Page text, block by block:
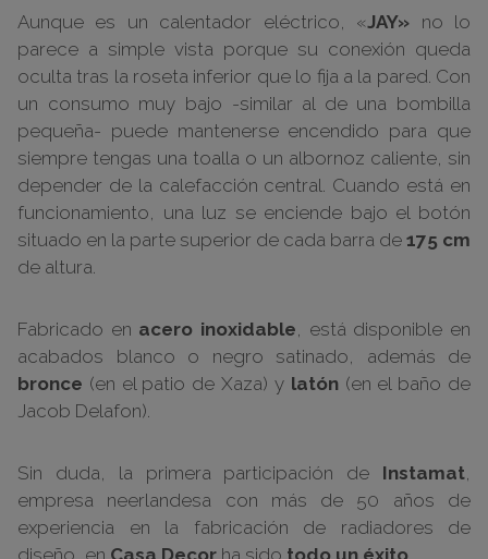
Aunque es un calentador eléctrico, «JAY» no lo
parece a simple vista porque su conexión queda
oculta tras la roseta inferior que lo fija a la pared. Con
un consumo muy bajo -similar al de una bombilla
pequeña- puede mantenerse encendido para que
siempre tengas una toalla o un albornoz caliente, sin
depender de la calefacción central. Cuando está en
funcionamiento, una luz se enciende bajo el botón
situado en la parte superior de cada barra de 175 cm
de altura.
Fabricado en acero inoxidable , está disponible en
acabados blanco o negro satinado, además de
bronce (en el patio de Xaza) y latón(en el baño de
Jacob Delafon).
Sin duda, la primera participación de Instamat
empresa neerlandesa con más de 50 años de
experiencia en la fabricación de radiadores de
diseño, en Casa Decor ha sido todo un éxito